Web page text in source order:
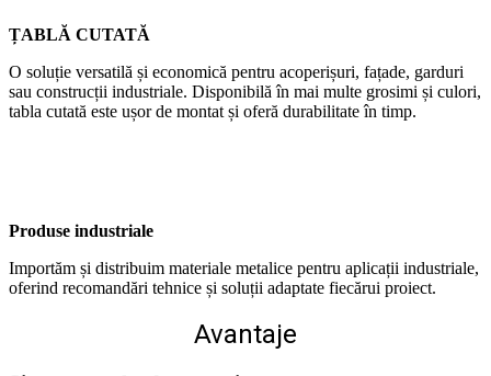
ȚABLĂ CUTATĂ
O soluție versatilă și economică pentru acoperișuri, fațade, garduri
sau construcții industriale. Disponibilă în mai multe grosimi și culori,
tabla cutată este ușor de montat și oferă durabilitate în timp.
Produse industriale
Importăm și distribuim materiale metalice pentru aplicații industriale,
oferind recomandări tehnice și soluții adaptate fiecărui proiect.
Avantaje